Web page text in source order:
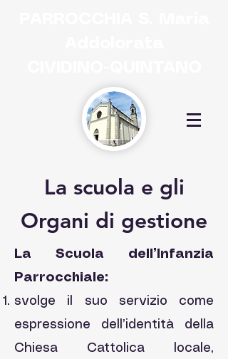
La scuola e gli
Organi di gestione
La Scuola dell’Infanzia
Parrocchiale:
svolge il suo servizio come
espressione dell’identità della
Chiesa Cattolica locale,